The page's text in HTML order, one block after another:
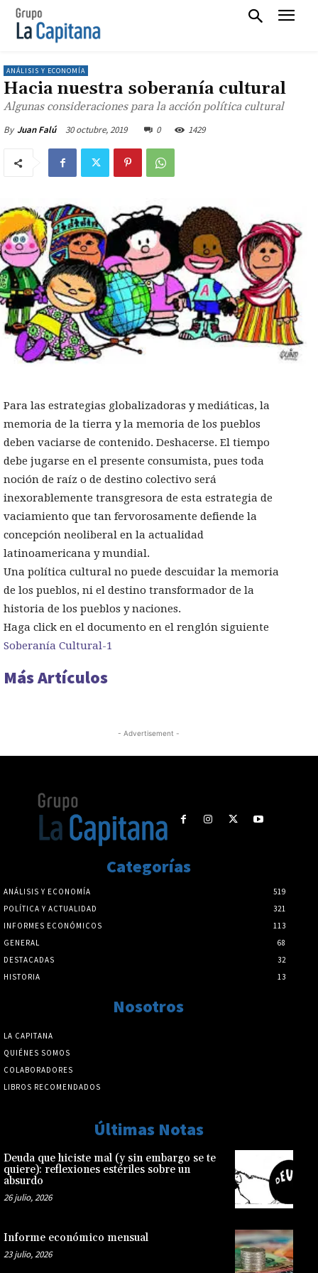
ANÁLISIS Y ECONOMÍA
Hacia nuestra soberanía cultural
Algunas consideraciones para la acción política cultural
By Juan Falú 30 octubre, 2019 0 1429
Para las estrategias globalizadoras y mediáticas, la
memoria de la tierra y la memoria de los pueblos
deben vaciarse de contenido. Deshacerse. El tiempo
debe jugarse en el presente consumista, pues toda
noción de raíz o de destino colectivo será
inexorablemente transgresora de esta estrategia de
vaciamiento que tan fervorosamente defiende la
concepción neoliberal en la actualidad
latinoamericana y mundial.
Una política cultural no puede descuidar la memoria
de los pueblos, ni el destino transformador de la
historia de los pueblos y naciones.
Haga click en el documento en el renglón siguiente
Soberanía Cultural-1
Más Artículos
- Advertisement -
Categorías
ANÁLISIS Y ECONOMÍA
519
POLÍTICA Y ACTUALIDAD
321
INFORMES ECONÓMICOS
113
GENERAL
68
DESTACADAS
32
HISTORIA
13
Nosotros
LA CAPITANA
QUIÉNES SOMOS
COLABORADORES
LIBROS RECOMENDADOS
Últimas Notas
Deuda que hiciste mal (y sin embargo se te
quiere): reflexiones estériles sobre un
absurdo
26 julio, 2026
Informe económico mensual
23 julio, 2026